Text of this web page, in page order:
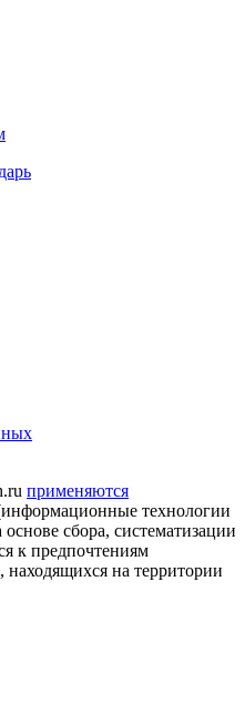
применяются
технологии
сбора, систематизации
к предпочтениям
находящихся на территории